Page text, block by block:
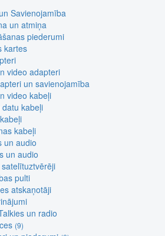
Savienojamība
un atmiņa
piederumi
kartes
video adapteri
un savienojamība
video kabeļi
datu kabeļi
kabeļi
un audio
un audio
pulti
atskaņotāji
un radio
(9)